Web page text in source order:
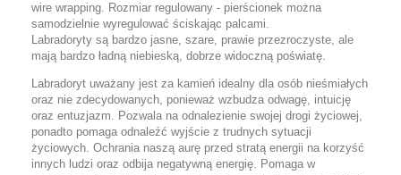
wire wrapping. Rozmiar regulowany - pierścionek można
samodzielnie wyregulować ściskając palcami.
Labradoryty są bardzo jasne, szare, prawie przezroczyste, ale
mają bardzo ładną niebieską, dobrze widoczną poświatę.
Labradoryt uważany jest za kamień idealny dla osób nieśmiałych
oraz nie zdecydowanych, ponieważ wzbudza odwagę, intuicję
oraz entuzjazm. Pozwala na odnalezienie swojej drogi życiowej,
ponadto pomaga odnaleźć wyjście z trudnych sytuacji
życiowych. Ochrania naszą aurę przed stratą energii na korzyść
innych ludzi oraz odbija negatywną energię. Pomaga w